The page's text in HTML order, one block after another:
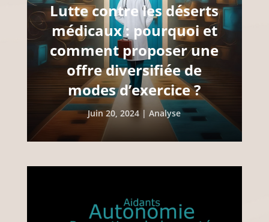
Lutte contre les déserts
médicaux : pourquoi et
comment proposer une
offre diversifiée de
modes d’exercice ?
Juin 20, 2024 |Analyse